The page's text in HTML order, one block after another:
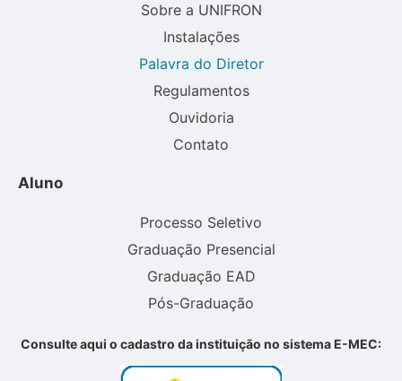
Sobre a UNIFRON
Instalações
Palavra do Diretor
Regulamentos
Ouvidoria
Contato
Aluno
Processo Seletivo
Graduação Presencial
Graduação EAD
Pós-Graduação
Consulte aqui o cadastro da instituição no sistema E-MEC: